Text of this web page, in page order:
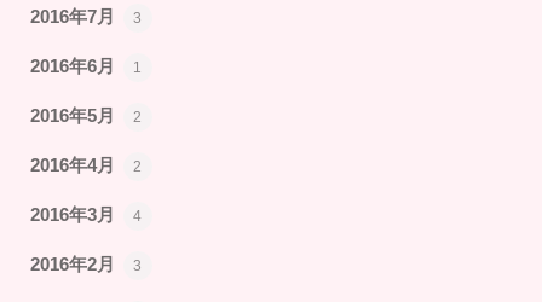
2016年7月 3
2016年6月 1
2016年5月 2
2016年4月 2
2016年3月 4
2016年2月 3